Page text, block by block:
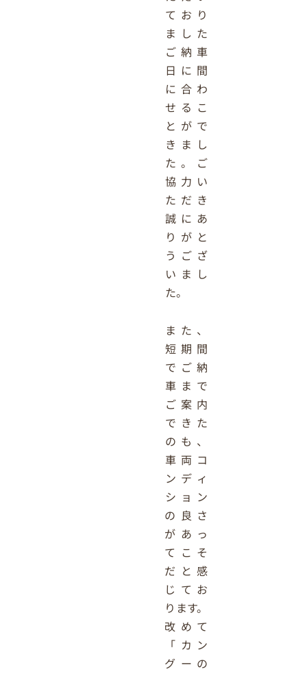
ており
ました
ご納車
日に間
に合わ
せるこ
とがで
きまし
た。ご
協力い
ただき
誠にあ
りがと
うござ
いまし
た。
また、
短期間
でご納
車まで
ご案内
できた
のも、
車両コ
ンディ
ション
の良さ
があっ
てこそ
だと感
じてお
ります。
改めて
「カン
グーの